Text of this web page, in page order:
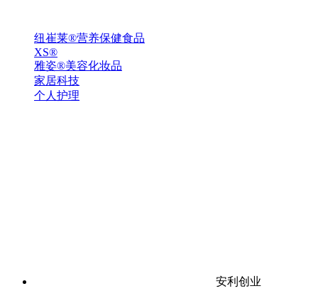
纽崔莱®营养保健食品
XS®
雅姿®美容化妆品
家居科技
个人护理
安利创业